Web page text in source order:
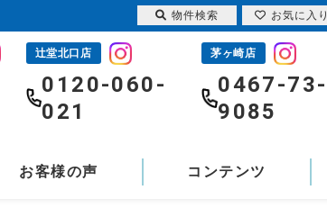
辻堂北口店
0120-060-
021
茅ヶ崎店
0467-73-
9085
お客様の声 コンテンツ
物件検索 お気に入り